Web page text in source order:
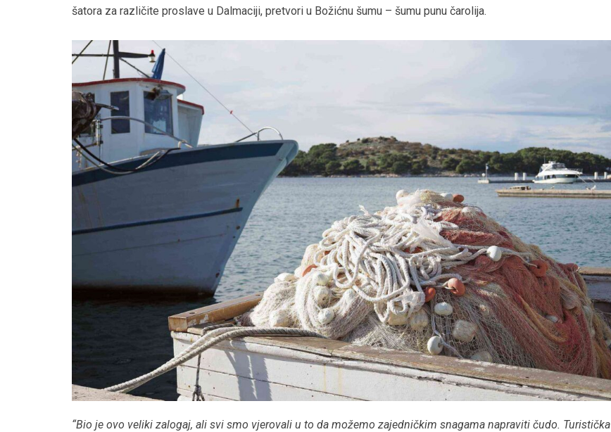
šatora za različite proslave u Dalmaciji, pretvori u Božićnu šumu – šumu punu čarolija.
“Bio je ovo veliki zalogaj, ali svi smo vjerovali u to da možemo zajedničkim snagama napraviti čudo. Turistička